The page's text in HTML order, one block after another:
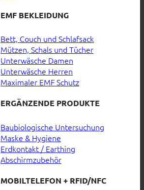
EMF BEKLEIDUNG
Bett, Couch und Schlafsack
Mützen, Schals und Tücher
Unterwäsche Damen
Unterwäsche Herren
Maximaler EMF Schutz
ERGÄNZENDE PRODUKTE
Baubiologische Untersuchung
Maske & Hygiene
Erdkontakt / Earthing
Abschirmzubehör
MOBILTELEFON + RFID/NFC